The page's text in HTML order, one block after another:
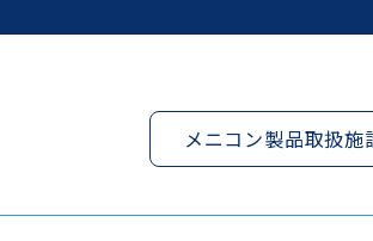
メニコン製品取扱